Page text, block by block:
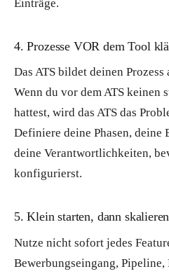
Einträge.
4. Prozesse VOR dem Tool
Das ATS bildet deinen
Wenn du vor dem ATS keinen
hattest, wird das ATS das
Definiere deine Phasen,
deine Verantwortlichkeiten,
konfigurierst.
5. Klein starten, dann skalieren
Nutze nicht sofort jedes
Bewerbungseingang,